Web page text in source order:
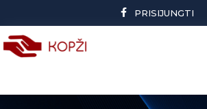
PRISIJUNGTI